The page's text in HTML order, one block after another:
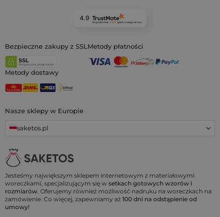
Jesteśmy największym sklepem internetowym z materiałowymi
woreczkami, specjalizującym się w setkach gotowych wzorów i
rozmiarów. Oferujemy również możliwość nadruku na woreczkach na
zamówienie. Co więcej, zapewniamy aż 100 dni na odstąpienie od
umowy!
Nasze sklepy w Europie
saketos.pl
4.9
Na podstawie 11 927opiniiz całego okresu
Bezpieczne zakupy z SSL Metody płatności
Metody dostawy